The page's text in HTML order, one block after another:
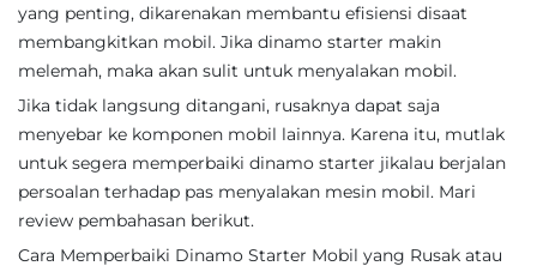
yang penting, dikarenakan membantu efisiensi disaat
membangkitkan mobil. Jika dinamo starter makin
melemah, maka akan sulit untuk menyalakan mobil.
Jika tidak langsung ditangani, rusaknya dapat saja
menyebar ke komponen mobil lainnya. Karena itu, mutlak
untuk segera memperbaiki dinamo starter jikalau berjalan
persoalan terhadap pas menyalakan mesin mobil. Mari
review pembahasan berikut.
Cara Memperbaiki Dinamo Starter Mobil yang Rusak atau